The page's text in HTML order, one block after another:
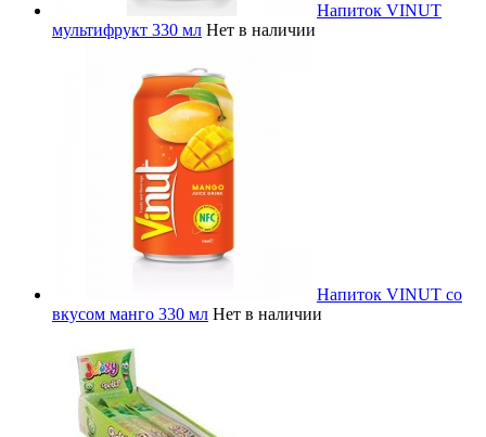
Напиток VINUT
мультифрукт 330 мл Нет в наличии
Напиток VINUT со
вкусом манго 330 мл Нет в наличии